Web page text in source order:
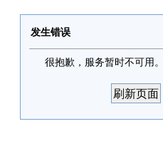
发生错误
很抱歉，服务暂时不可用